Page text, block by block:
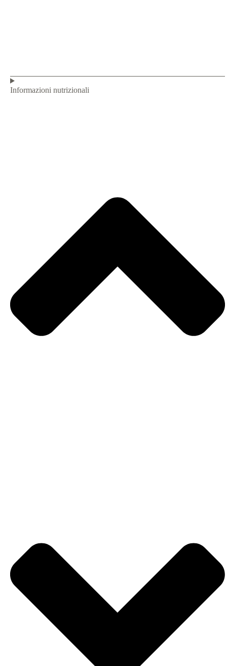
Informazioni nutrizionali